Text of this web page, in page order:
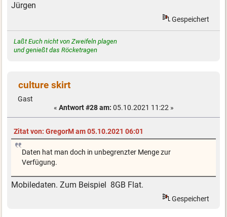
Jürgen
Gespeichert
Laßt Euch nicht von Zweifeln plagen
und genießt das Röcketragen
culture skirt
Gast
« Antwort #28 am: 05.10.2021 11:22 »
Zitat von: GregorM am 05.10.2021 06:01
Daten hat man doch in unbegrenzter Menge zur
Verfügung.
Mobiledaten. Zum Beispiel 8GB Flat.
Gespeichert